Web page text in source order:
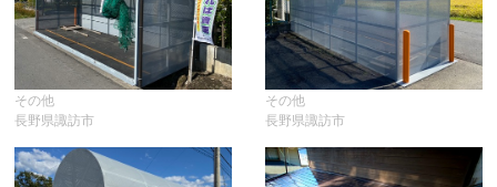
その他
長野県諏訪市
その他
長野県諏訪市